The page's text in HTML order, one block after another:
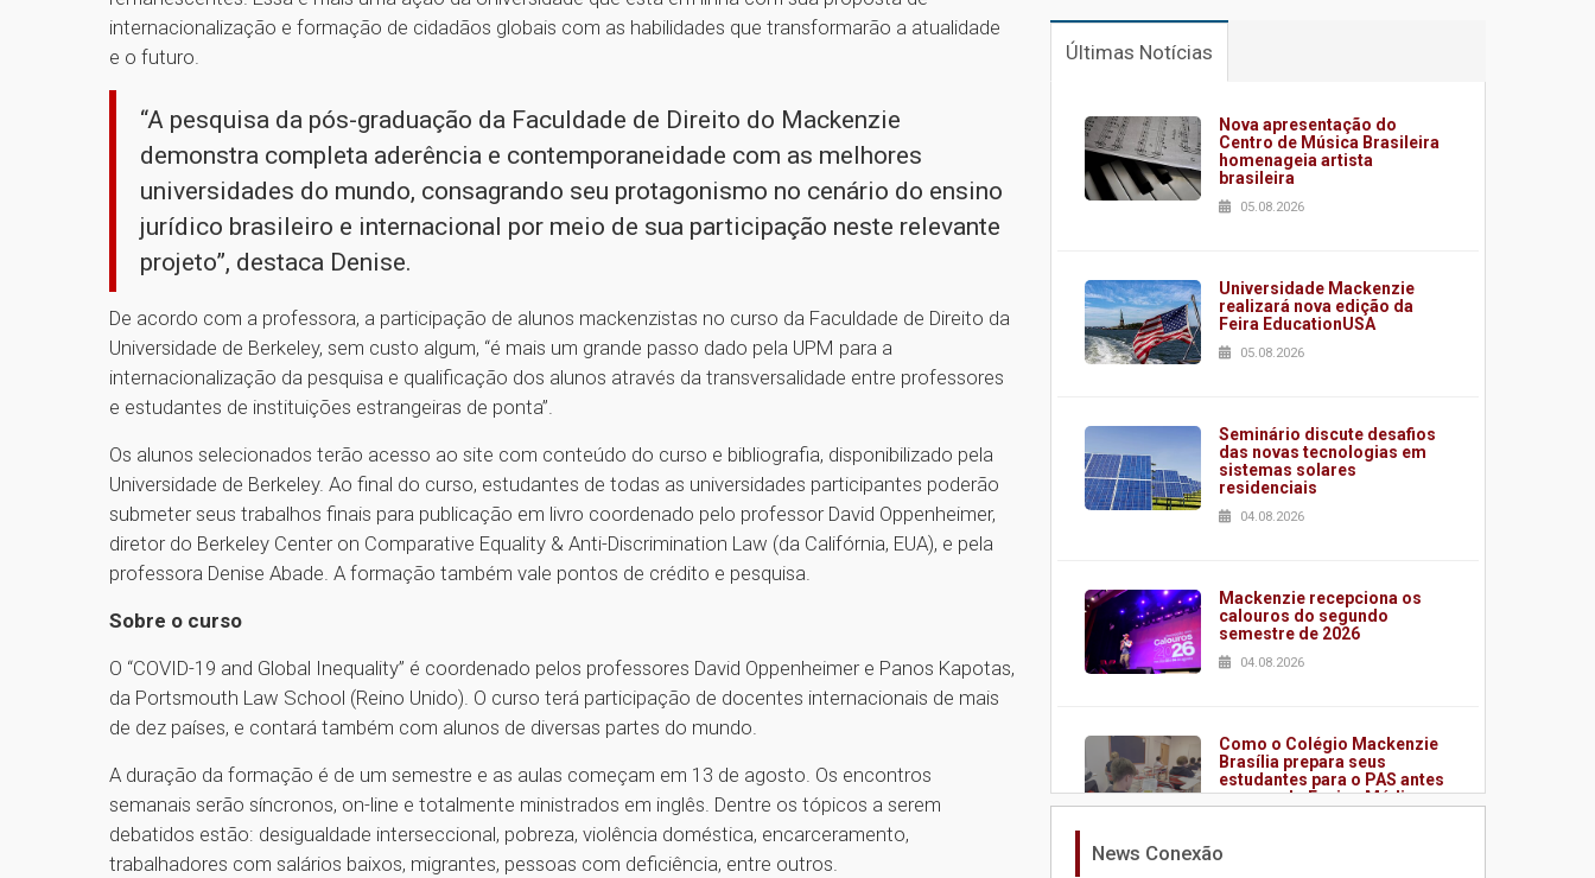
internacionalização e formação de cidadãos globais com as habilidades que transformarão a atualidade
e o futuro.
“A pesquisa da pós-graduação da Faculdade de Direito do Mackenzie
demonstra completa aderência e contemporaneidade com as melhores
universidades do mundo, consagrando seu protagonismo no cenário do ensino
jurídico brasileiro e internacional por meio de sua participação neste relevante
projeto”, destaca Denise.
De acordo com a professora, a participação de alunos mackenzistas no curso da Faculdade de Direito da
Universidade de Berkeley, sem custo algum, “é mais um grande passo dado pela UPM para a
internacionalização da pesquisa e qualificação dos alunos através da transversalidade entre professores
e estudantes de instituições estrangeiras de ponta”.
Os alunos selecionados terão acesso ao site com conteúdo do curso e bibliografia, disponibilizado pela
Universidade de Berkeley. Ao final do curso, estudantes de todas as universidades participantes poderão
submeter seus trabalhos finais para publicação em livro coordenado pelo professor David Oppenheimer,
diretor do Berkeley Center on Comparative Equality & Anti-Discrimination Law (da Califórnia, EUA), e pela
professora Denise Abade. A formação também vale pontos de crédito e pesquisa.
Sobre o curso
O “COVID-19 and Global Inequality” é coordenado pelos professores David Oppenheimer e Panos Kapotas,
da Portsmouth Law School (Reino Unido). O curso terá participação de docentes internacionais de mais
de dez países, e contará também com alunos de diversas partes do mundo.
A duração da formação é de um semestre e as aulas começam em 13 de agosto. Os encontros
semanais serão síncronos, on-line e totalmente ministrados em inglês. Dentre os tópicos a serem
debatidos estão: desigualdade interseccional, pobreza, violência doméstica, encarceramento,
trabalhadores com salários baixos, migrantes, pessoas com deficiência, entre outros.
Últimas Notícias
Nova apresentação do
Centro de Música Brasileira
homenageia artista
brasileira
05.08.2026
Universidade Mackenzie
realizará nova edição da
Feira EducationUSA
05.08.2026
Seminário discute desafios
das novas tecnologias em
sistemas solares
residenciais
04.08.2026
Mackenzie recepciona os
calouros do segundo
semestre de 2026
04.08.2026
Como o Colégio Mackenzie
Brasília prepara seus
estudantes para o PAS antes
mesmo do Ensino Médio
News Conexão